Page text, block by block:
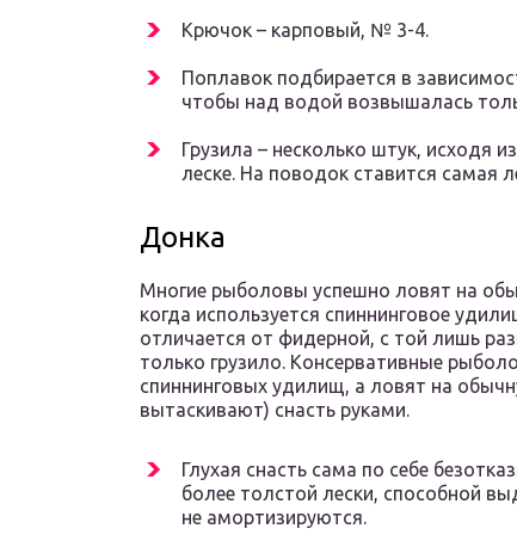
Крючок – карповый, № 3-4.
Поплавок подбирается в
чтобы над водой возвышалась
Грузила – несколько штук, исходя
леске. На поводок ставится самая
Донка
Многие рыболовы успешно ловят на
когда используется спиннинговое
отличается от фидерной, с той лишь
только грузило. Консервативные
спиннинговых удилищ, а ловят на
вытаскивают) снасть руками.
Глухая снасть сама по себе
более толстой лески, способной
не амортизируются.